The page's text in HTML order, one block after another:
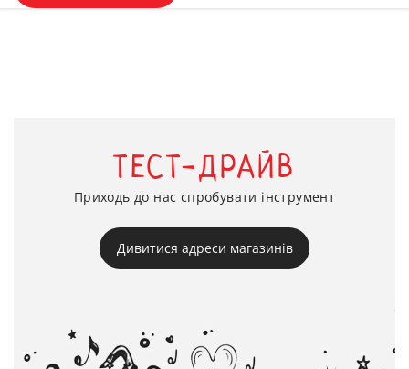
ТЕСТ-ДРАЙВ
Приходь до нас спробувати інструмент
Дивитися адреси магазинів